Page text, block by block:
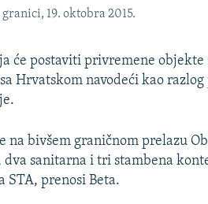
19. oktobra 2015.
će postaviti privremene
Hrvatskom navodeći kao
na bivšem graničnom prelazu
dva sanitarna i tri stambena
STA, prenosi Beta.